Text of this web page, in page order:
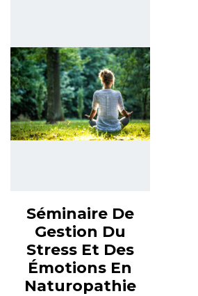
Séminaire De
Gestion Du
Stress Et Des
Émotions En
Naturopathie